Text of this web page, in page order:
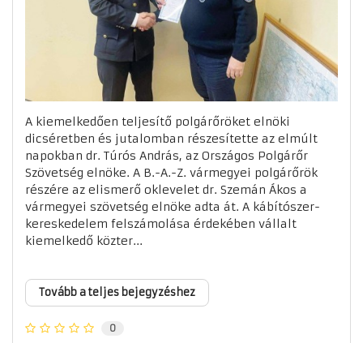
A kiemelkedően teljesítő polgárőröket elnöki
dicséretben és jutalomban részesítette az elmúlt
napokban dr. Túrós András, az Országos Polgárőr
Szövetség elnöke. A B.-A.-Z. vármegyei polgárőrök
részére az elismerő oklevelet dr. Szemán Ákos a
vármegyei szövetség elnöke adta át. A kábítószer-
kereskedelem felszámolása érdekében vállalt
kiemelkedő közter...
Tovább a teljes bejegyzéshez
0